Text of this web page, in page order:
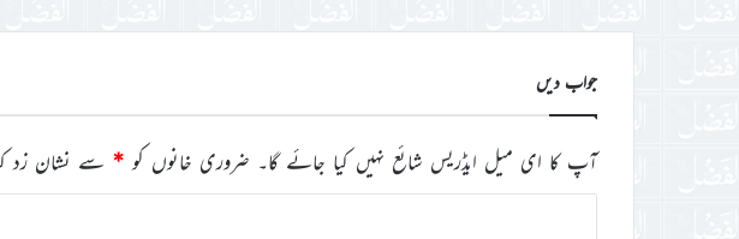
جواب دیں
آپ کا ای میل ایڈریس شائع نہیں کیا جائے گا۔ ضروری خانوں کو * سے نشان زد